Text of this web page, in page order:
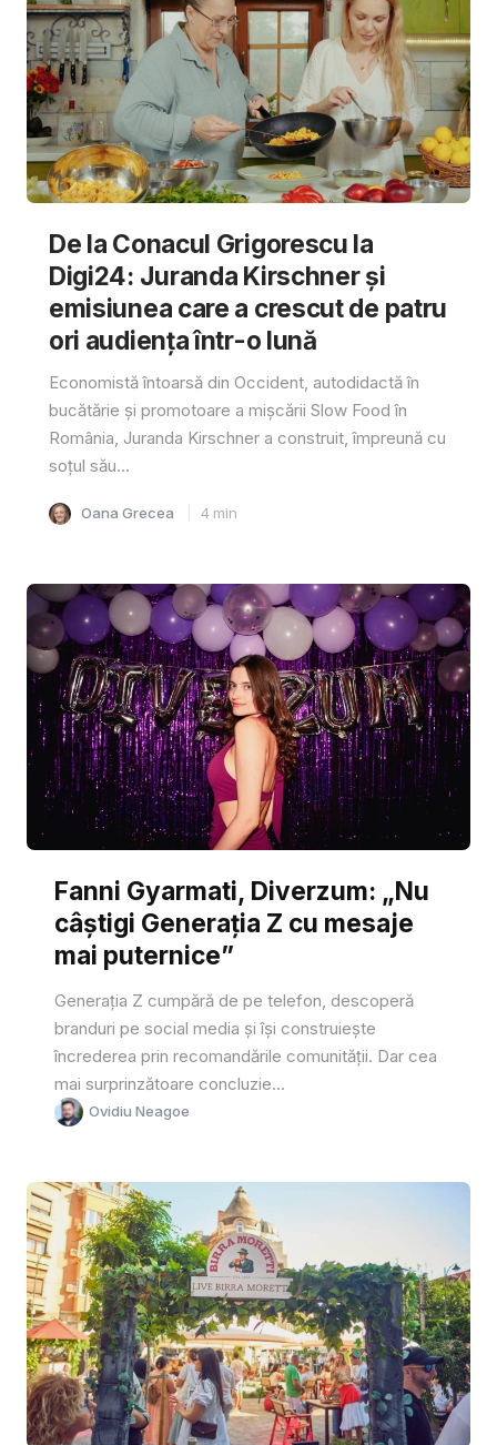
De la Conacul Grigorescu la
Digi24: Juranda Kirschner și
emisiunea care a crescut de patru
ori audiența într-o lună
Economistă întoarsă din Occident, autodidactă în
bucătărie și promotoare a mișcării Slow Food în
România, Juranda Kirschner a construit, împreună cu
soțul său...
Oana Grecea 4 min
Fanni Gyarmati, Diverzum: „Nu
câștigi Generația Z cu mesaje
mai puternice”
Generația Z cumpără de pe telefon, descoperă
branduri pe social media și își construiește
încrederea prin recomandările comunității. Dar cea
mai surprinzătoare concluzie...
Ovidiu Neagoe